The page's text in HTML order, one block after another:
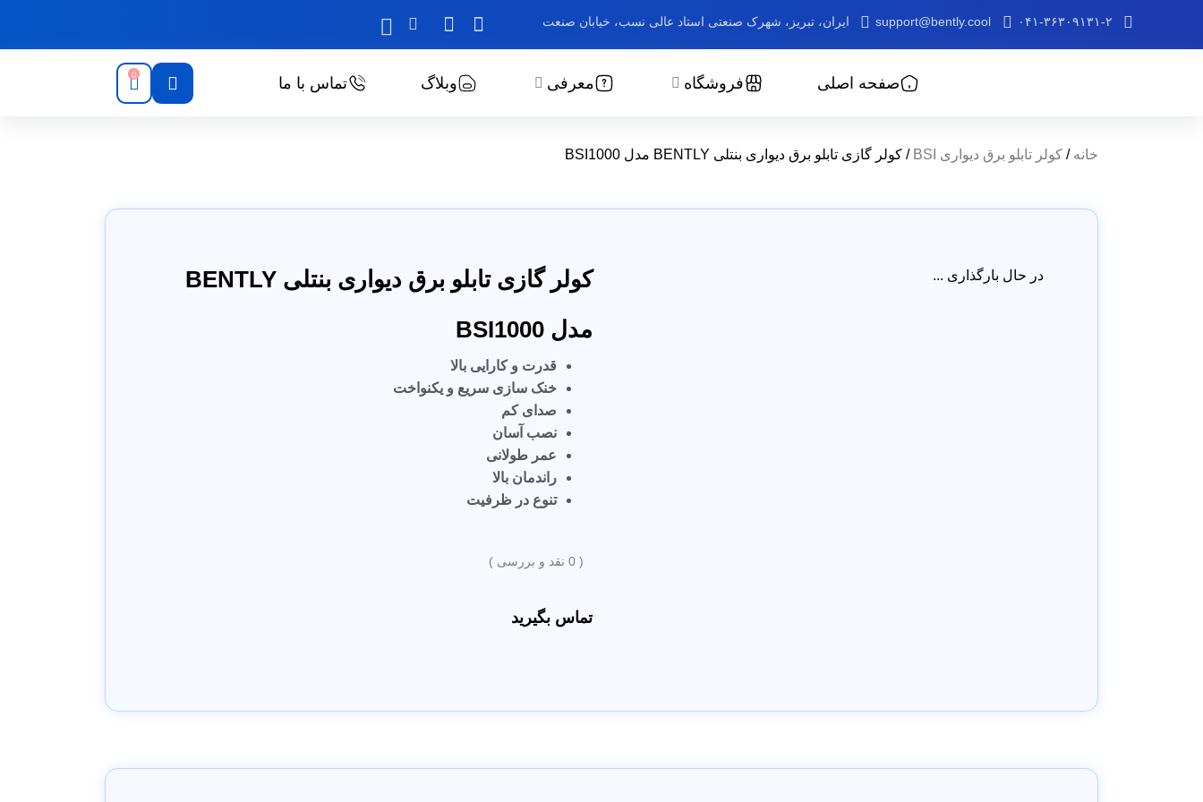
۰۴۱-۳۶۳۰۹۱۳۱-۲ support@bently.cool ایران، تبریز، شهرک صنعتی استاد عالی نسب، خیابان صنعت
صفحه اصلی فروشگاه معرفی وبلاگ تماس با ما 0
خانه / کولر تابلو برق دیواری BSI / کولر گازی تابلو برق دیواری بنتلی BENTLY مدل BSI1000
در حال بارگذاری ...
کولر گازی تابلو برق دیواری بنتلی BENTLY
مدل BSI1000
قدرت و کارایی بالا
خنک سازی سریع و یکنواخت
صدای کم
نصب آسان
عمر طولانی
راندمان بالا
تنوع در ظرفیت
(
0 نقد و بررسی )
تماس بگیرید